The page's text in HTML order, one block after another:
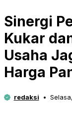
Sinergi
Kukar
Usaha
Harga
redaksi